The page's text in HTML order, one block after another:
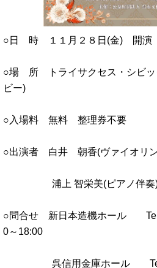
○日 時 １１月２８日(金) 開演
○場 所 トライサクセス・シビッ
ビー)
○入場料 無料 整理券不要
○出演者 白井 朝香(ヴァイオリ
浦上 智栄美(ピアノ伴奏
○問合せ 新日本造機ホール
0～18:00
呉信用金庫ホール Tel